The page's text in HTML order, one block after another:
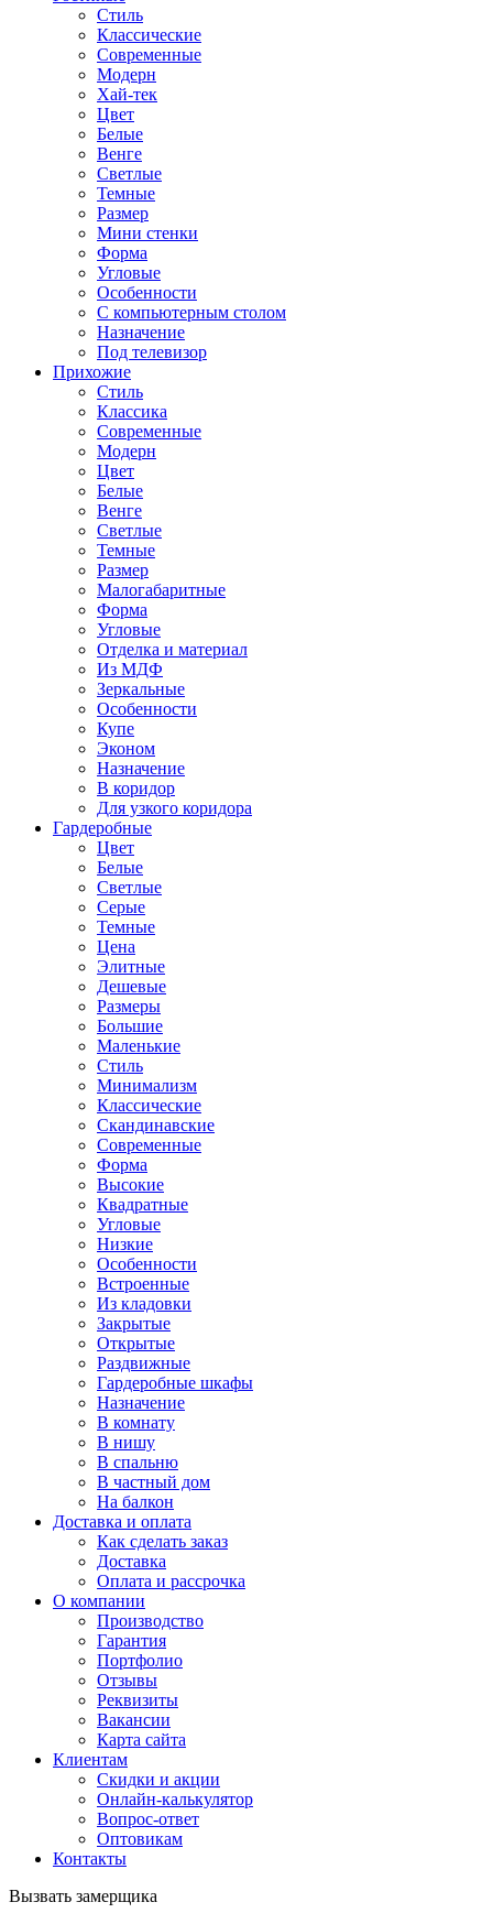
Стиль
Классические
Современные
Модерн
Хай-тек
Цвет
Белые
Венге
Светлые
Темные
Размер
Мини стенки
Форма
Угловые
Особенности
С компьютерным столом
Назначение
Под телевизор
Прихожие
Стиль
Классика
Современные
Модерн
Цвет
Белые
Венге
Светлые
Темные
Размер
Малогабаритные
Форма
Угловые
Отделка и материал
Из МДФ
Зеркальные
Особенности
Купе
Эконом
Назначение
В коридор
Для узкого коридора
Гардеробные
Цвет
Белые
Светлые
Серые
Темные
Цена
Элитные
Дешевые
Размеры
Большие
Маленькие
Стиль
Минимализм
Классические
Скандинавские
Современные
Форма
Высокие
Квадратные
Угловые
Низкие
Особенности
Встроенные
Из кладовки
Закрытые
Открытые
Раздвижные
Гардеробные шкафы
Назначение
В комнату
В нишу
В спальню
В частный дом
На балкон
Доставка и оплата
Как сделать заказ
Доставка
Оплата и рассрочка
О компании
Производство
Гарантия
Портфолио
Отзывы
Реквизиты
Вакансии
Карта сайта
Клиентам
Скидки и акции
Онлайн-калькулятор
Вопрос-ответ
Оптовикам
Контакты
Вызвать замерщика